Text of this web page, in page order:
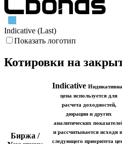
Indicative (Last)
Показать логотип
Котировки на
Биржа /
Indicative
цена используется для
расчета доходностей,
дюрации и других
аналитических
и рассчитывается исходя
следующего приоритета